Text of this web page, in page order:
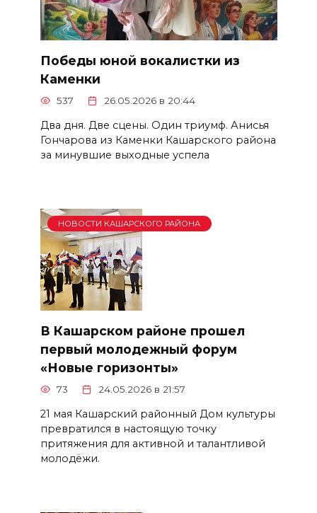
Победы юной вокалистки из
Каменки
537 26.05.2026 в 20:44
Два дня. Две сцены. Один триумф. Анисья
Гончарова из Каменки Кашарского района
за минувшие выходные успела
НОВОСТИ КАШАРСКОГО РАЙОНА
В Кашарском районе прошел
первый молодежный форум
«Новые горизонты»
73 24.05.2026 в 21:57
21 мая Кашарский районный Дом культуры
превратился в настоящую точку
притяжения для активной и талантливой
молодёжи.